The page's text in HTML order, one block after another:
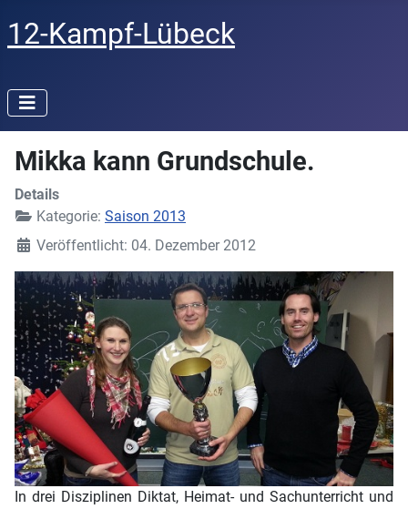
12-Kampf-Lübeck
Mikka kann Grundschule.
Details
Kategorie: Saison 2013
Veröffentlicht: 04. Dezember 2012
In drei Disziplinen Diktat, Heimat- und Sachunterricht und